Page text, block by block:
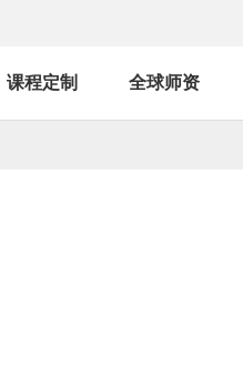
课程定制 全球师资